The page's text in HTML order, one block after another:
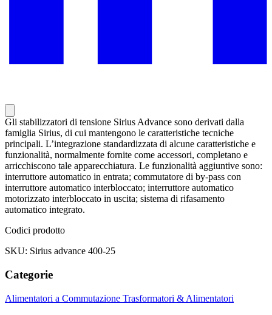
Gli stabilizzatori di tensione Sirius Advance sono derivati dalla
famiglia Sirius, di cui mantengono le caratteristiche tecniche
principali. L’integrazione standardizzata di alcune caratteristiche e
funzionalità, normalmente fornite come accessori, completano e
arricchiscono tale apparecchiatura. Le funzionalità aggiuntive sono:
interruttore automatico in entrata; commutatore di by-pass con
interruttore automatico interbloccato; interruttore automatico
motorizzato interbloccato in uscita; sistema di rifasamento
automatico integrato.
Codici prodotto
SKU: Sirius advance 400-25
Categorie
Alimentatori a Commutazione Trasformatori & Alimentatori